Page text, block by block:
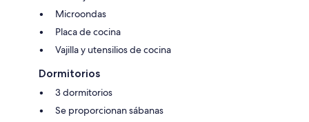
Microondas
Placa de cocina
Vajilla y utensilios de cocina
Dormitorios
3 dormitorios
Se proporcionan sábanas